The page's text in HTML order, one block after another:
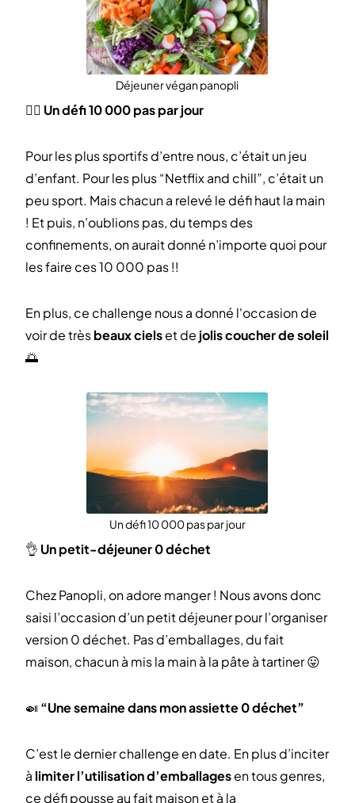
Déjeuner végan panopli
🚶‍♀️ Un défi 10 000 pas par jour
Pour les plus sportifs d’entre nous, c’était un jeu
d’enfant. Pour les plus “Netflix and chill”, c’était un
peu sport. Mais chacun a relevé le défi haut la main
! Et puis, n’oublions pas, du temps des
confinements, on aurait donné n’importe quoi pour
les faire ces 10 000 pas !!
En plus, ce challenge nous a donné l'occasion de
voir de trèsbeaux cielset de jolis coucher de soleil
🌅
Un défi 10 000 pas par jour
👌 Un petit-déjeuner 0 déchet
Chez Panopli, on adore manger ! Nous avons donc
saisi l’occasion d’un petit déjeuner pour l’organiser
version 0 déchet. Pas d’emballages, du fait
maison, chacun à mis la main à la pâte à tartiner 😛
🍛 “Une semaine dans mon assiette 0 déchet”
C’est le dernier challenge en date. En plus d’inciter
à limiter l’utilisation d’emballagesen tous genres,
ce défi pousse au fait maison et à la